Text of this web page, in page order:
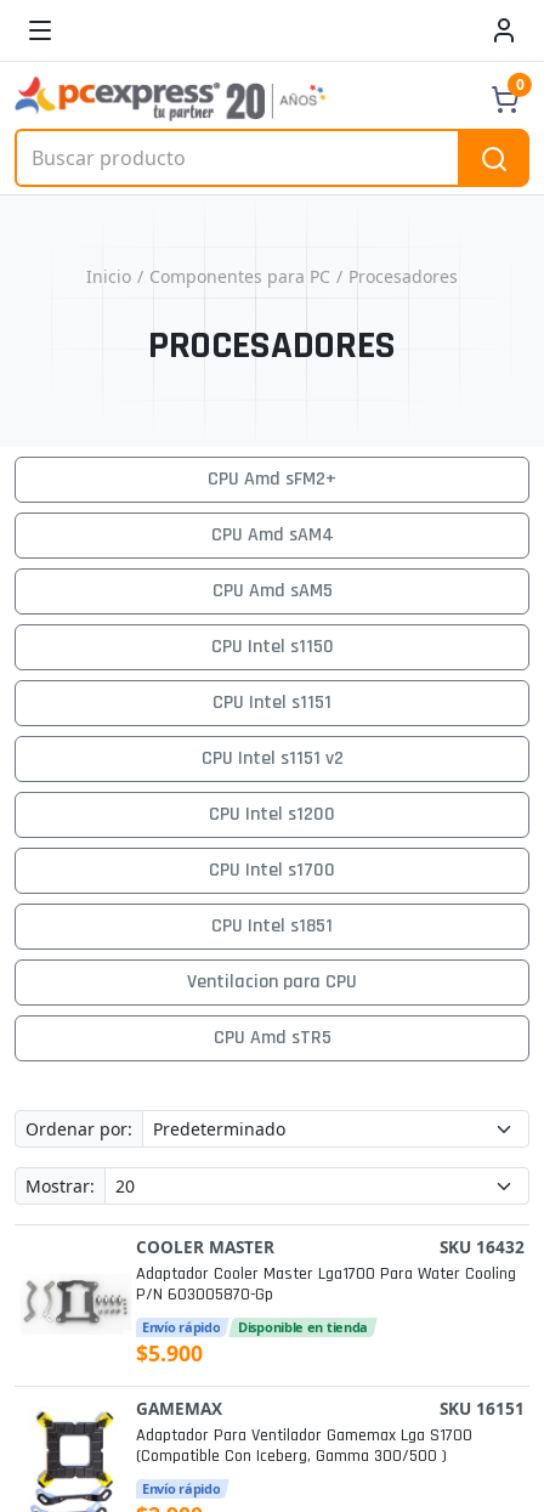
0
Inicio Componentes para PC Procesadores
PROCESADORES
CPU Amd sFM2+
CPU Amd sAM4
CPU Amd sAM5
CPU Intel s1150
CPU Intel s1151
CPU Intel s1151 v2
CPU Intel s1200
CPU Intel s1700
CPU Intel s1851
Ventilacion para CPU
CPU Amd sTR5
Ordenar por:
Mostrar:
COOLER MASTER SKU 16432
Adaptador Cooler Master Lga1700 Para Water Cooling
P/n 603005870-Gp
Envío rápido Disponible en tienda
$5.900
GAMEMAX SKU 16151
Adaptador Para Ventilador Gamemax Lga S1700
(compatible Con Iceberg, Gamma 300/500 )
Envío rápido